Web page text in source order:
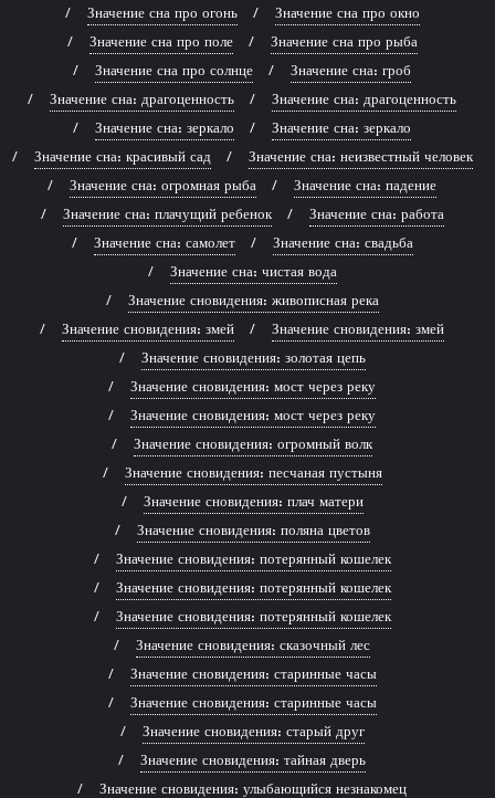
Значение сна про огонь
Значение сна про окно
Значение сна про поле
Значение сна про рыба
Значение сна про солнце
Значение сна: гроб
Значение сна: драгоценность
Значение сна: драгоценность
Значение сна: зеркало
Значение сна: зеркало
Значение сна: красивый сад
Значение сна: неизвестный человек
Значение сна: огромная рыба
Значение сна: падение
Значение сна: плачущий ребенок
Значение сна: работа
Значение сна: самолет
Значение сна: свадьба
Значение сна: чистая вода
Значение сновидения: живописная река
Значение сновидения: змей
Значение сновидения: змей
Значение сновидения: золотая цепь
Значение сновидения: мост через реку
Значение сновидения: мост через реку
Значение сновидения: огромный волк
Значение сновидения: песчаная пустыня
Значение сновидения: плач матери
Значение сновидения: поляна цветов
Значение сновидения: потерянный кошелек
Значение сновидения: потерянный кошелек
Значение сновидения: потерянный кошелек
Значение сновидения: сказочный лес
Значение сновидения: старинные часы
Значение сновидения: старинные часы
Значение сновидения: старый друг
Значение сновидения: тайная дверь
Значение сновидения: улыбающийся незнакомец